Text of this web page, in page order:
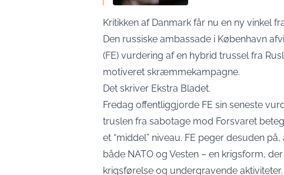
Kritikken af Danmark får nu en ny vinkel
Den russiske ambassade i København
(FE) vurdering af en hybrid trussel fra
motiveret skræmmekampagne.
Det skriver Ekstra Bladet.
Fredag offentliggjorde FE sin seneste
truslen fra sabotage mod Forsvaret
et “middel” niveau. FE peger desuden
både NATO og Vesten – en krigsform,
krigsførelse og undergravende aktiviteter.